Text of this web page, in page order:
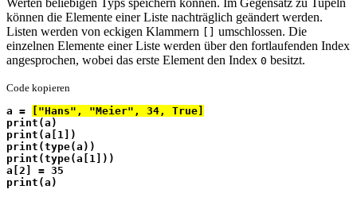
können die Elemente einer Liste nachträglich geändert werden.
Listen werden von eckigen Klammern
umschlossen. Die
einzelnen Elemente einer Liste werden über den fortlaufenden Index
angesprochen, wobei das erste Element den Index 0 besitzt.
Code kopieren
a =
["Hans", "Meier", 34, True]
print(a)
print(a[1])
print(type(a))
print(type(a[1]))
a[2] = 35
print(a)